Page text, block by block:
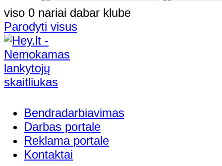
viso 0 nariai dabar klube
Parodyti visus
Bendradarbiavimas
Darbas portale
Reklama portale
Kontaktai